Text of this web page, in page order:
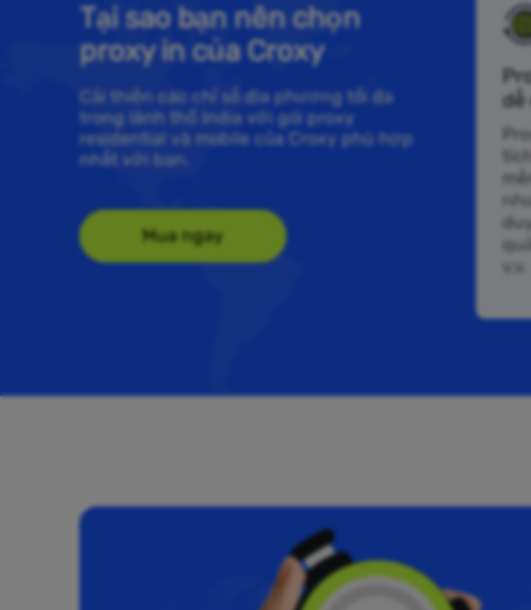
Tại sao bạn nên chọn
proxy in của Croxy
Cải thiện các chỉ số địa phương tối đa
trong lãnh thổ India với gói proxy
residential và mobile của Croxy phù hợp
nhất với bạn.
Mua ngay
dễ
v.v.